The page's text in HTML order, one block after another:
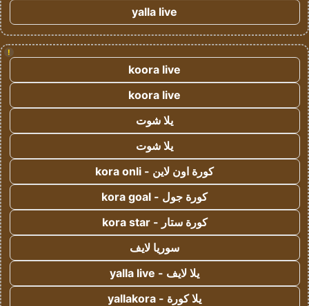
yalla live
!
koora live
koora live
يلا شوت
يلا شوت
كورة اون لاين - kora onli
كورة جول - kora goal
كورة ستار - kora star
سوريا لايف
يلا لايف - yalla live
يلا كورة - yallakora